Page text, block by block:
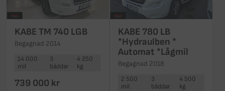
KABE TM 740 LGB
Begagnad 2014
14 000
mil
3
bäddar
4 250
kg
739 000 kr
KABE 780 LB
*Hydraulben *
Automat *Lågmil
Begagnad 2018
2 500
mil
3
bäddar
4 500
kg